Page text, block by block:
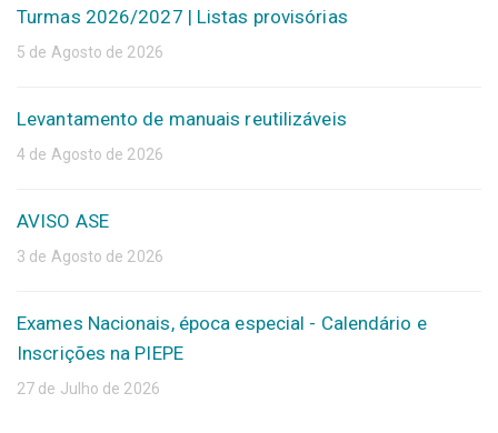
Turmas 2026/2027 | Listas provisórias
5 de Agosto de 2026
Levantamento de manuais reutilizáveis
4 de Agosto de 2026
AVISO ASE
3 de Agosto de 2026
Exames Nacionais, época especial - Calendário e
Inscrições na PIEPE
27 de Julho de 2026